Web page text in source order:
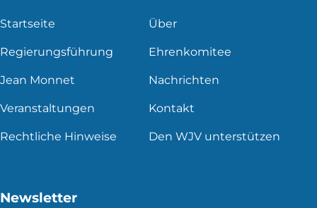
Startseite Über
Regierungsführung Ehrenkomitee
Jean Monnet Nachrichten
Veranstaltungen Kontakt
Rechtliche Hinweise Den WJV unterstützen
Newsletter